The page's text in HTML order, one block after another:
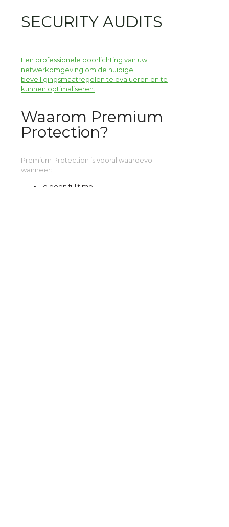
SECURITY AUDITS
Een professionele doorlichting van uw
netwerkomgeving om de huidige
beveiligingsmaatregelen te evalueren en te
kunnen optimaliseren.
Waarom Premium
Protection?
Premium Protection is vooral waardevol
wanneer:
je geen fulltime